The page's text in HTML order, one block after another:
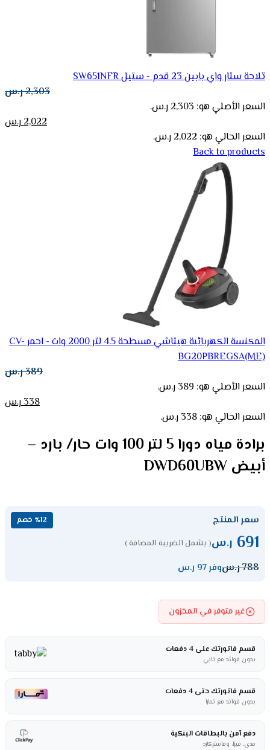
ثلاجة ستار واي بابين 23 قدم - ستيل SW651NFR
2,303ر.س
السعر الأصلي هو: 2,303 ر.س.
2,022ر.س
السعر الحالي هو: 2,022 ر.س.
Back to products
المكنسة الكهربائية هيتاشي مسطحة 4.5 لتر 2000 وات - احمر CV-
BG20PBREGSA(ME)
389ر.س
السعر الأصلي هو: 389 ر.س.
338ر.س
السعر الحالي هو: 338 ر.س.
برادة مياه دورا 5 لتر 100 وات حار/ بارد –
أبيض DWD60UBW
سعر المنتج ٪12 خصم
691 ر.س( يشمل الضريبة المضافة )
788ر.سوفر 97 ر.س
غير متوفر في المخزون
قسم فاتورتك على 4 دفعات
بدون فوائد مع تابي
قسم فاتورتك حتى 4 دفعات
بدون فوائد مع تمارا
دفع آمن بالبطاقات البنكية
مدى، فيزا، وماستركارد